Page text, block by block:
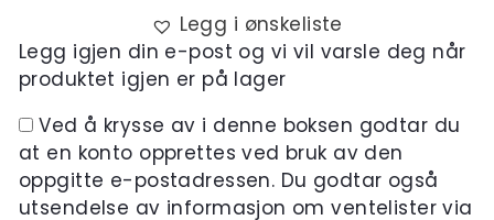
Legg i ønskeliste
Legg igjen din e-post og vi vil varsle deg når
produktet igjen er på lager
Ved å krysse av i denne boksen godtar du
at en konto opprettes ved bruk av den
oppgitte e-postadressen. Du godtar også
utsendelse av informasjon om ventelister via